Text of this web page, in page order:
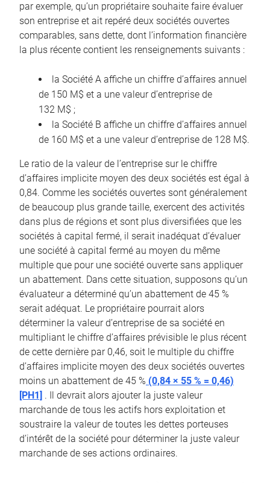
par exemple, qu’un propriétaire souhaite faire évaluer
son entreprise et ait repéré deux sociétés ouvertes
comparables, sans dette, dont l’information financière
la plus récente contient les renseignements suivants :
la Société A affiche un chiffre d’affaires annuel
de 150 M$ et a une valeur d’entreprise de
132 M$ ;
la Société B affiche un chiffre d’affaires annuel
de 160 M$ et a une valeur d’entreprise de 128 M$.
Le ratio de la valeur de l’entreprise sur le chiffre
d’affaires implicite moyen des deux sociétés est égal à
0,84. Comme les sociétés ouvertes sont généralement
de beaucoup plus grande taille, exercent des activités
dans plus de régions et sont plus diversifiées que les
sociétés à capital fermé, il serait inadéquat d’évaluer
une société à capital fermé au moyen du même
multiple que pour une société ouverte sans appliquer
un abattement. Dans cette situation, supposons qu’un
évaluateur a déterminé qu’un abattement de 45 %
serait adéquat. Le propriétaire pourrait alors
déterminer la valeur d’entreprise de sa société en
multipliant le chiffre d’affaires prévisible le plus récent
de cette dernière par 0,46, soit le multiple du chiffre
d’affaires implicite moyen des deux sociétés ouvertes
moins un abattement de 45 % (0,84 × 55 % = 0,46)
[PH1] . Il devrait alors ajouter la juste valeur
marchande de tous les actifs hors exploitation et
soustraire la valeur de toutes les dettes porteuses
d’intérêt de la société pour déterminer la juste valeur
marchande de ses actions ordinaires.